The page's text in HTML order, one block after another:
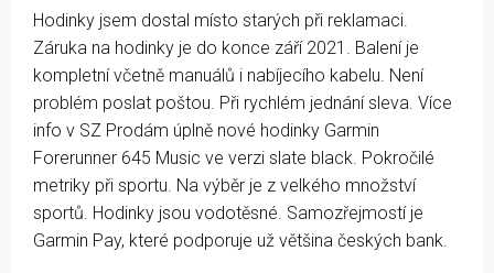
Hodinky jsem dostal místo starých při reklamaci.
Záruka na hodinky je do konce září 2021. Balení je
kompletní včetně manuálů i nabíjecího kabelu. Není
problém poslat poštou. Při rychlém jednání sleva. Více
info v SZ Prodám úplně nové hodinky Garmin
Forerunner 645 Music ve verzi slate black. Pokročilé
metriky při sportu. Na výběr je z velkého množství
sportů. Hodinky jsou vodotěsné. Samozřejmostí je
Garmin Pay, které podporuje už většina českých bank.